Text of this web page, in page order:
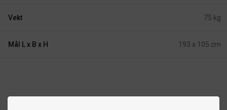
Vekt 75 kg
Mål L x B x H 193 x 105 cm